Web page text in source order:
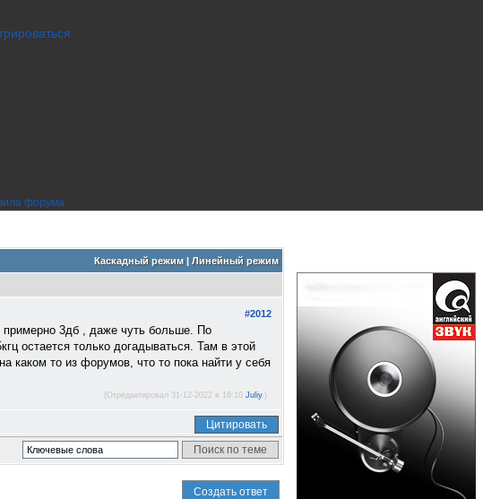
Каскадный режим| Линейный режим
#2012
примерно 3дб , даже чуть больше. По
остается только догадываться. Там в этой
каком то из форумов, что то пока найти у себя
(Отредактировал 31-12-2022 в 16:10 Juliy.)
Цитировать
Создать ответ